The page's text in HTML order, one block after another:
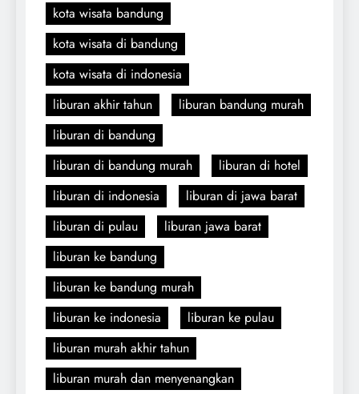
kota wisata bandung
kota wisata di bandung
kota wisata di indonesia
liburan akhir tahun
liburan bandung murah
liburan di bandung
liburan di bandung murah
liburan di hotel
liburan di indonesia
liburan di jawa barat
liburan di pulau
liburan jawa barat
liburan ke bandung
liburan ke bandung murah
liburan ke indonesia
liburan ke pulau
liburan murah akhir tahun
liburan murah dan menyenangkan